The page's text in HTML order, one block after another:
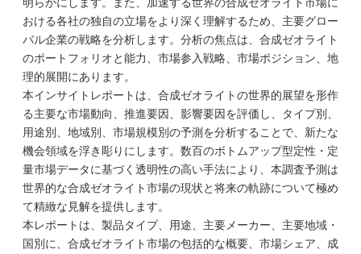
おける各社の独自の立場をより深く理解するため、主要グロー
バル企業の戦略を分析します。分析の焦点は、合成ゼオライト
のポートフォリオと能力、市場参入戦略、市場ポジション、地
理的展開にあります。
本インサイトレポートは、合成ゼオライトの世界的展望を形作
る主要な市場動向、推進要因、影響要因を評価し、タイプ別、
用途別、地域別、市場規模別の予測を分析することで、新たな
機会領域を浮き彫りにします。数百のボトムアップ型定性・定
量市場データに基づく透明性の高い手法により、本調査予測は
世界的な合成ゼオライト市場の現状と将来の軌跡について極め
て精緻な見解を提供します。
本レポートは、製品タイプ、用途、主要メーカー、主要地域・
国別に、合成ゼオライト市場の包括的な概要、市場シェア、成